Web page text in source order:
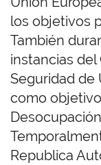
los objetivos
También
instancias
Seguridad de
como
Republica